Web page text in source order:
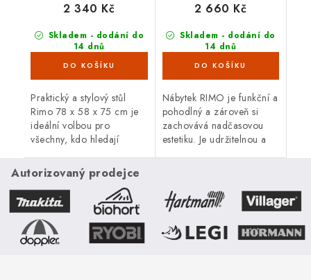
Skladem - dodání do
14 dnů
(4 ks)
2 340 Kč
Praktický a stylový stůl
Rimo 78 x 58 x 75 cm je
ideální volbou pro
všechny, kdo hledají
ekologický kus nábytku,
který obstojí v
každodenním provozu i...
Skladem - dodání do
14 dnů
(4 ks)
2 660 Kč
Nábytek RIMO je funkční a
pohodlný a zároveň si
zachovává nadčasovou
estetiku. Je udržitelnou a
Autorizovaný prodejce